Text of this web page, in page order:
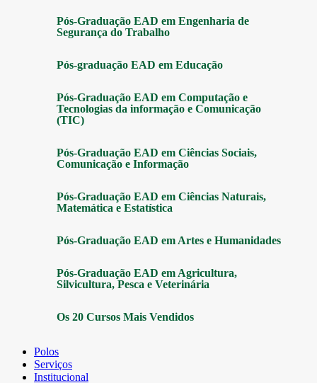
Pós-Graduação EAD em Engenharia de
Segurança do Trabalho
Pós-graduação EAD em Educação
Pós-Graduação EAD em Computação e
Tecnologias da informação e Comunicação
(TIC)
Pós-Graduação EAD em Ciências Sociais,
Comunicação e Informação
Pós-Graduação EAD em Ciências Naturais,
Matemática e Estatística
Pós-Graduação EAD em Artes e Humanidades
Pós-Graduação EAD em Agricultura,
Silvicultura, Pesca e Veterinária
Os 20 Cursos Mais Vendidos
Polos
Serviços
Institucional